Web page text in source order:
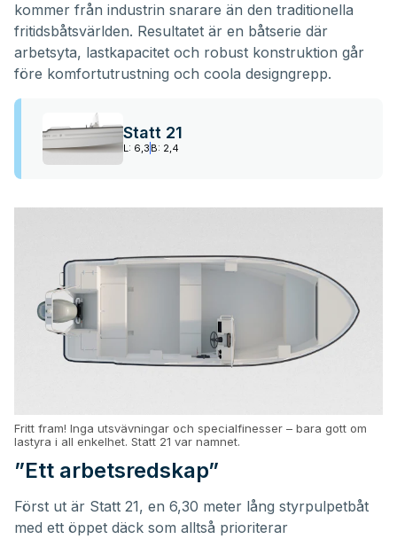
kommer från industrin snarare än den traditionella
fritidsbåtsvärlden. Resultatet är en båtserie där
arbetsyta, lastkapacitet och robust konstruktion går
före komfortutrustning och coola designgrepp.
Statt 21
L: 6,3 B: 2,4
Fritt fram! Inga utsvävningar och specialfinesser – bara gott om
lastyra i all enkelhet. Statt 21 var namnet.
”Ett arbetsredskap”
Först ut är Statt 21, en 6,30 meter lång styrpulpetbåt
med ett öppet däck som alltså prioriterar